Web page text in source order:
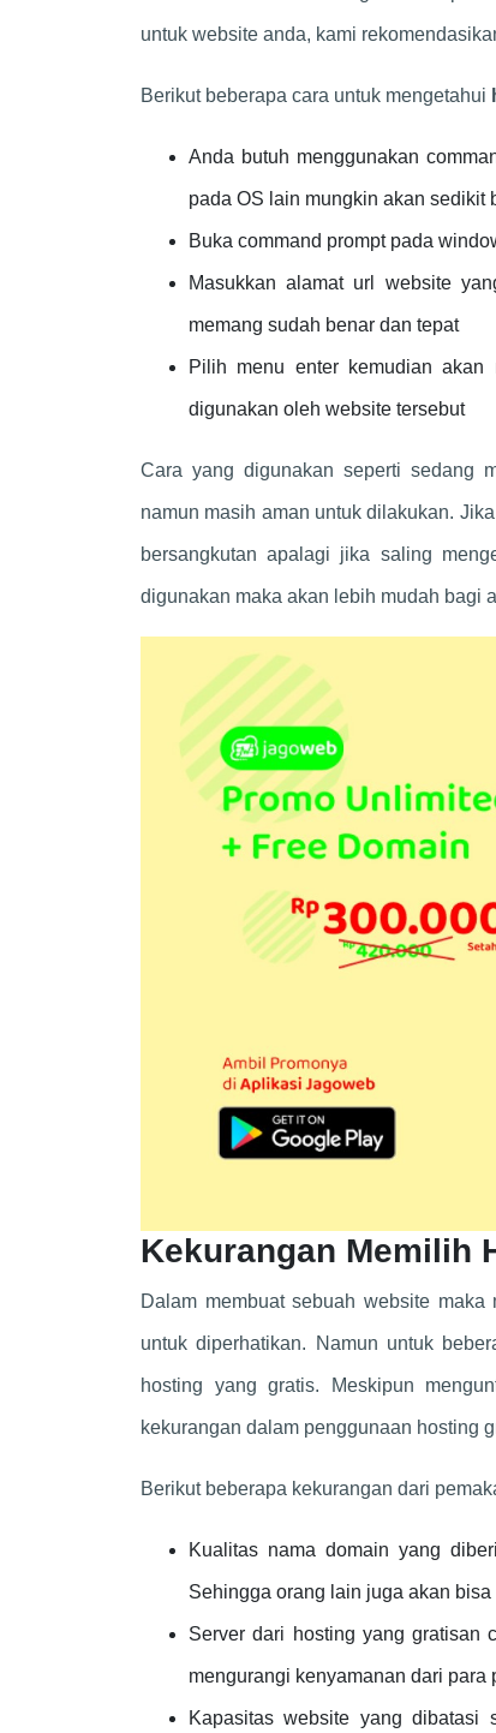
untuk website anda, kami
Berikut beberapa cara untuk mengetahui
Anda butuh menggunakan
pada OS lain mungkin akan sedikit
Buka command prompt pada
Masukkan alamat url website
memang sudah benar dan tepat
Pilih menu enter kemudian
digunakan oleh website tersebut
Cara yang digunakan seperti sedang
namun masih aman untuk dilakukan.
bersangkutan apalagi jika saling
digunakan maka akan lebih mudah bagi
Kekurangan Memilih
Dalam membuat sebuah website maka
untuk diperhatikan. Namun untuk
hosting yang gratis. Meskipun
kekurangan dalam penggunaan hosting
Berikut beberapa kekurangan dari
Kualitas nama domain yang
Sehingga orang lain juga akan
Server dari hosting yang gratisan
mengurangi kenyamanan dari
Kapasitas website yang dibatasi